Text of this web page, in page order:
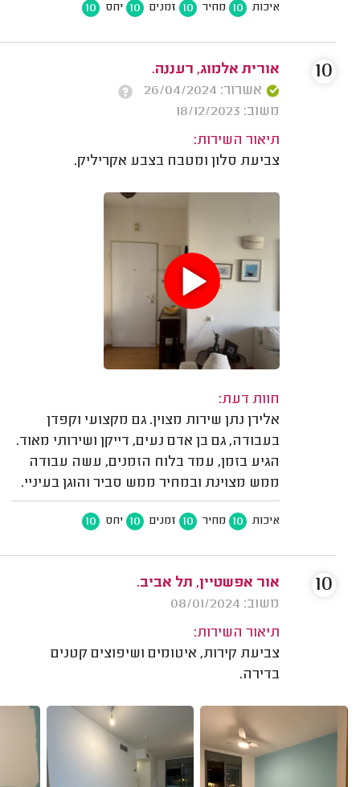
איכות 10 מחיר 10 זמנים 10 יחס 10
אורית אלמוג, רעננה.
אשרור: 26/04/2024
משוב: 18/12/2023
תיאור השירות:
צביעת סלון ומטבח בצבע אקריליק.
חוות דעת:
אלירן נתן שירות מצוין. גם מקצועי וקפדן
בעבודה, גם בן אדם נעים, דייקן ושירותי מאוד.
הגיע בזמן, עמד בלוח הזמנים, עשה עבודה
ממש מצוינת ובמחיר ממש סביר והוגן בעיניי.
איכות 10 מחיר 10 זמנים 10 יחס 10
10
אור אפשטיין, תל אביב.
משוב: 08/01/2024
תיאור השירות:
צביעת קירות, איטומים ושיפוצים קטנים
בדירה.
10